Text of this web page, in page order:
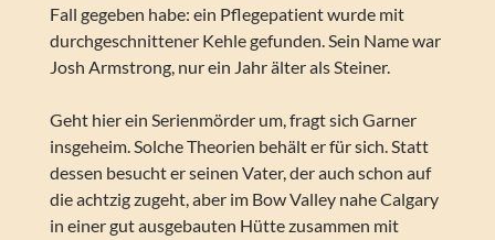
Fall gegeben habe: ein Pflegepatient wurde mit
durchgeschnittener Kehle gefunden. Sein Name war
Josh Armstrong, nur ein Jahr älter als Steiner.
Geht hier ein Serienmörder um, fragt sich Garner
insgeheim. Solche Theorien behält er für sich. Statt
dessen besucht er seinen Vater, der auch schon auf
die achtzig zugeht, aber im Bow Valley nahe Calgary
in einer gut ausgebauten Hütte zusammen mit